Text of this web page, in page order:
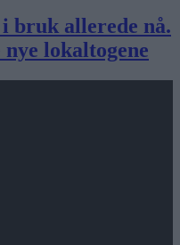
bruk allerede nå.
lokaltogene